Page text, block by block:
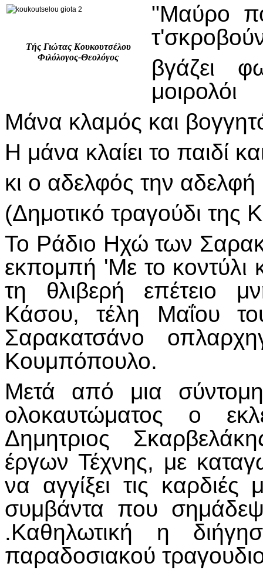
Τής Γιώτας Κουκουτσέλου
Φιλόλογος-Θεολόγος
"Μαύρο
βγάζει
μοιρολόι
Μάνα κλαμός και
Η μάνα κλαίει το παιδί
κι ο αδελφός την
(Δημοτικό τραγούδι της
Το Ράδιο Ηχώ των
εκπομπή 'Με το κοντύλι
τη θλιβερή επέτειο
Κάσου, τέλη Μαΐου
Σαρακατσάνο
Κουμπόπουλο.
Μετά από μια
ολοκαυτώματος ο
Δημητριος
έργων Τέχνης, με
να αγγίξει τις καρδιές
συμβάντα που
.Καθηλωτική η
παραδοσιακού